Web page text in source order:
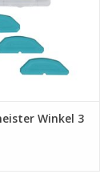
Winkel 3